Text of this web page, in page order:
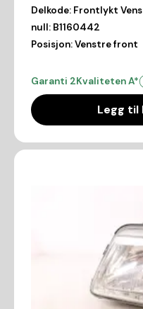
Delkode: Frontlykt
null: B1160442
Posisjon:Venstre front
Garanti 2Kvaliteten A*
Legg til